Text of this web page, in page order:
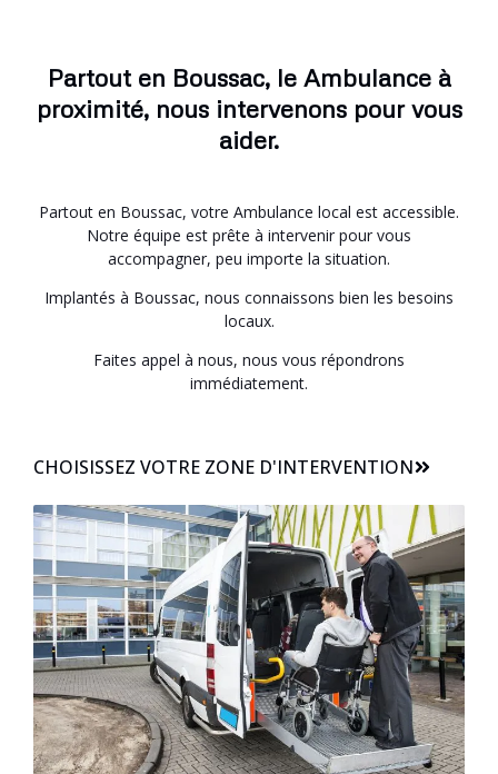
Partout en Boussac, le Ambulance à
proximité, nous intervenons pour vous
aider.
Partout en Boussac, votre Ambulance local est accessible.
Notre équipe est prête à intervenir pour vous
accompagner, peu importe la situation.
Implantés à Boussac, nous connaissons bien les besoins
locaux.
Faites appel à nous, nous vous répondrons
immédiatement.
CHOISISSEZ VOTRE ZONE D'INTERVENTION